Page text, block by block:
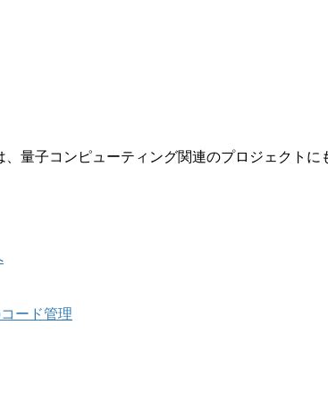
量子コンピューティング関連のプロジェクトに
ード管理